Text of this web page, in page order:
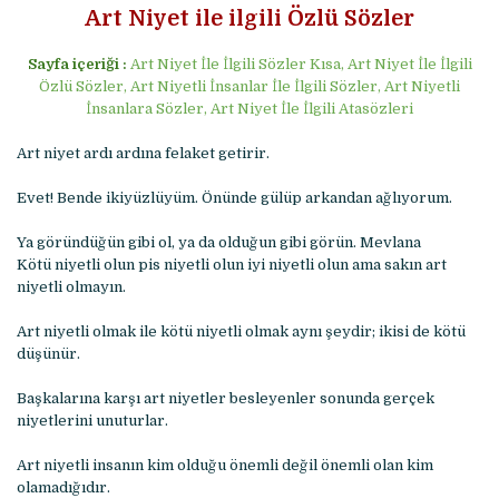
Art Niyet ile ilgili Özlü Sözler
Sayfa içeriği : Art Niyet İle İlgili Sözler Kısa, Art Niyet İle İlgili
Özlü Sözler, Art Niyetli İnsanlar İle İlgili Sözler, Art Niyetli
İnsanlara Sözler, Art Niyet İle İlgili Atasözleri
Art niyet ardı ardına felaket getirir.
Evet! Bende ikiyüzlüyüm. Önünde gülüp arkandan ağlıyorum.
Ya göründüğün gibi ol, ya da olduğun gibi görün. Mevlana
Kötü niyetli olun pis niyetli olun iyi niyetli olun ama sakın art
niyetli olmayın.
Art niyetli olmak ile kötü niyetli olmak aynı şeydir; ikisi de kötü
düşünür.
Başkalarına karşı art niyetler besleyenler sonunda gerçek
niyetlerini unuturlar.
Art niyetli insanın kim olduğu önemli değil önemli olan kim
olamadığıdır.